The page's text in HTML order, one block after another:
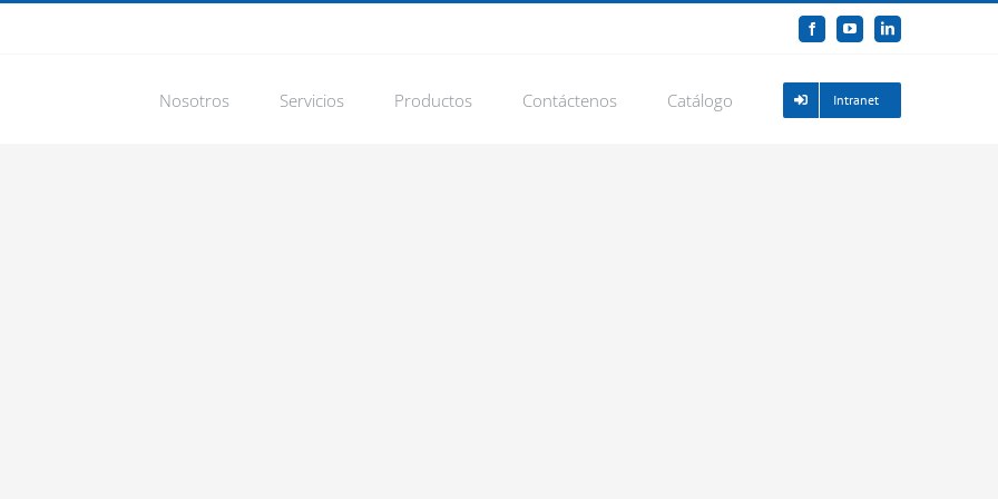
FacebookYouTubeLinkedIn
Nosotros Servicios Productos Contáctenos Catálogo Intranet